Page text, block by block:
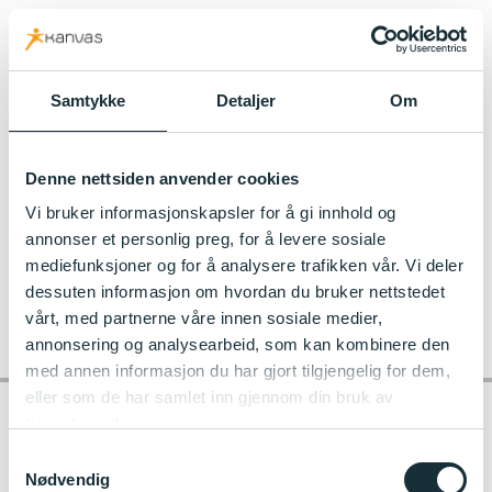
Samtykke Detaljer Om
Denne nettsiden anvender cookies
Vi bruker informasjonskapsler for å gi innhold og
annonser et personlig preg, for å levere sosiale
mediefunksjoner og for å analysere trafikken vår. Vi deler
dessuten informasjon om hvordan du bruker nettstedet
vårt, med partnerne våre innen sosiale medier,
annonsering og analysearbeid, som kan kombinere den
med annen informasjon du har gjort tilgjengelig for dem,
eller som de har samlet inn gjennom din bruk av
Nødvendig
kanvas.no
astrid lindgren karneval
Kontakt barnehagen